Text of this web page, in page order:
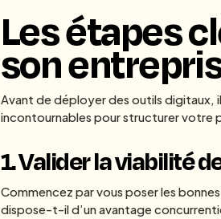
Les étapes
son
Avant de déployer des outils digitaux,
incontournables pour structurer votre
1. Valider la viabilité
Commencez par vous poser les
dispose-t-il d’un avantage